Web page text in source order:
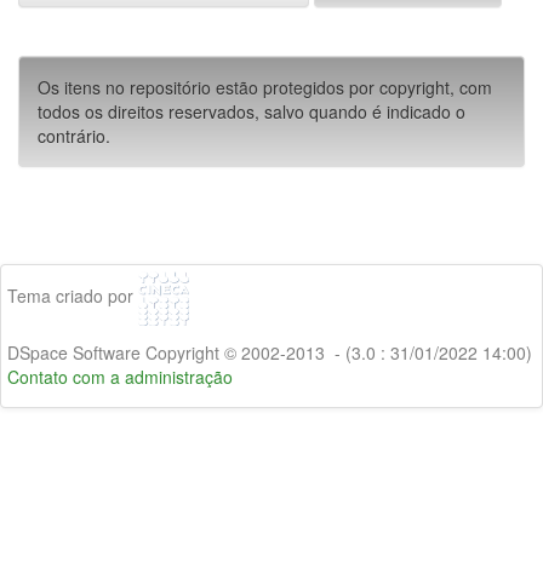
Os itens no repositório estão protegidos por copyright, com
todos os direitos reservados, salvo quando é indicado o
contrário.
Tema criado por
DSpace Software Copyright © 2002-2013 - (3.0 : 31/01/2022 14:00)
Contato com a administração